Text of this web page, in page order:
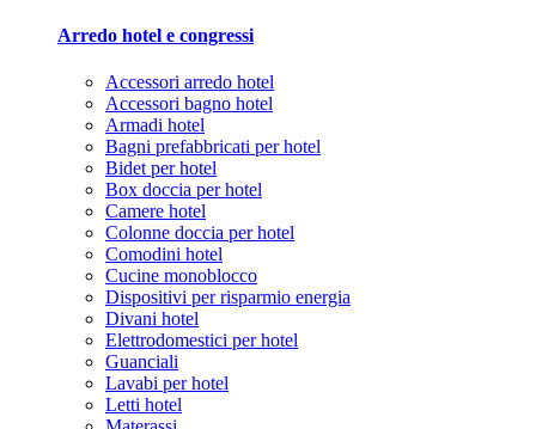
Arredo hotel e congressi
Accessori arredo hotel
Accessori bagno hotel
Armadi hotel
Bagni prefabbricati per hotel
Bidet per hotel
Box doccia per hotel
Camere hotel
Colonne doccia per hotel
Comodini hotel
Cucine monoblocco
Dispositivi per risparmio energia
Divani hotel
Elettrodomestici per hotel
Guanciali
Lavabi per hotel
Letti hotel